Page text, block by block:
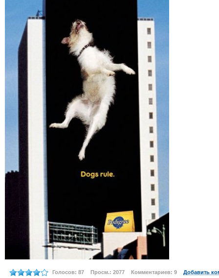
Голосов: 87 Просм.: 2077 Комментариев: 9 Добавить